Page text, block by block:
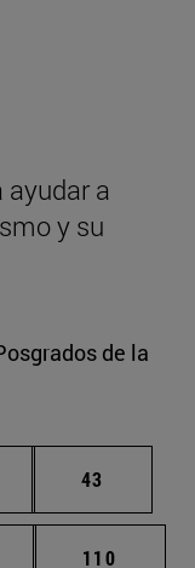
ayudar a
y su
de la
intermedias
Página
43
intermedias
Página
110